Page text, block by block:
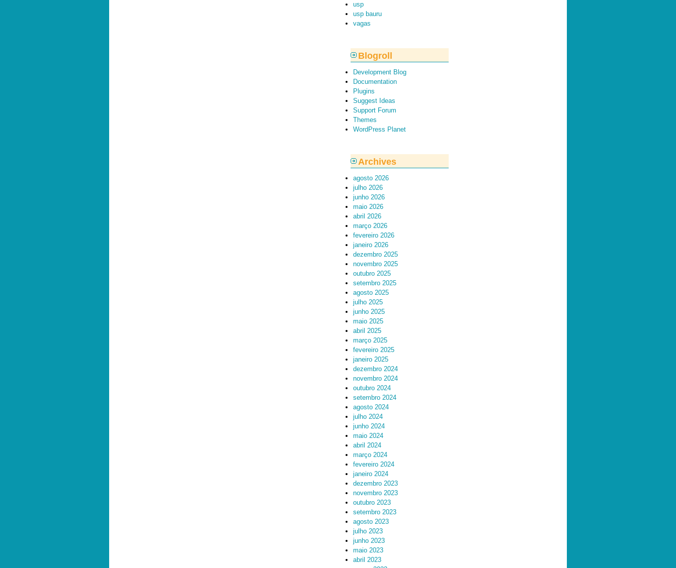
usp
usp bauru
vagas
Blogroll
Development Blog
Documentation
Plugins
Suggest Ideas
Support Forum
Themes
WordPress Planet
Archives
agosto 2026
julho 2026
junho 2026
maio 2026
abril 2026
março 2026
fevereiro 2026
janeiro 2026
dezembro 2025
novembro 2025
outubro 2025
setembro 2025
agosto 2025
julho 2025
junho 2025
maio 2025
abril 2025
março 2025
fevereiro 2025
janeiro 2025
dezembro 2024
novembro 2024
outubro 2024
setembro 2024
agosto 2024
julho 2024
junho 2024
maio 2024
abril 2024
março 2024
fevereiro 2024
janeiro 2024
dezembro 2023
novembro 2023
outubro 2023
setembro 2023
agosto 2023
julho 2023
junho 2023
maio 2023
abril 2023